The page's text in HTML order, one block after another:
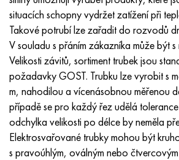
situacích schopny vydržet zatížení při
Takové potrubí lze zařadit do rozvodů
V souladu s přáním zákazníka může být
Velikosti závitů, sortiment trubek jsou
požadavky GOST. Trubku lze vyrobit s
m, nahodilou a vícenásobnou měřenou
případě se pro každý řez udělá
odchylka velikosti po délce by neměla
Elektrosvařované trubky mohou být
s pravoúhlým, oválným nebo
René 41
Maraging 300
Maraging 350
MP35N
MP159
Slitina 50NP
50 NHS
Slitina 52N
52K12F
56DGNH
KhN67MVTYu
KhN68VKTYU
KhN68VMTYUK-vd
KhN70VMTYu
HN73MBTYu
SPT-2 sv
AT3
3M
TL3
5B
Custom 455® - 1.4543 - uns s45500
1,4545 - 15-5Ph®
1,4548 - 17-4Ph®
1,4550 - AISI 347
1.4567 - AISI 304Cu
15x11mf
15x12vnmf
15H12H2MVFAB
15X16K5N2MVFAB
15X16H2AM
C65620, CuSi3Fe2Zn3
C65100, CuSi 1,5
Cín-olověný bronz
c92200, CuSn6Zn4Pb2
20G, 20mn5
20XH3A, AISI 4320, 20hn3a
20HM, 24CrMo5, 20hm
25KhGM, 20CrMo5, 1,7264
30X, AISI 5130, 30h
P18, 1,3355, hs18-0-1, sw18
Uhlíková ocel
У10,1.1645, C105W1
11G12, 110G13L, X120Mn12